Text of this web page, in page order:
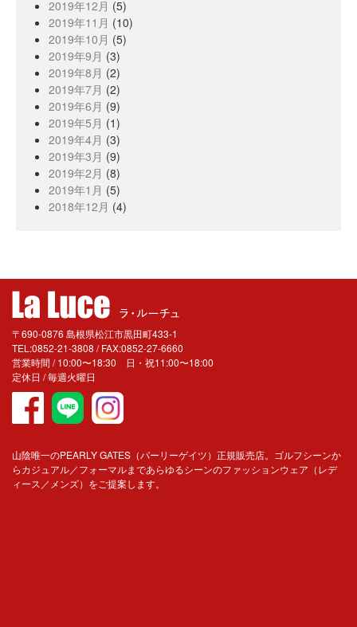
2019年12月 (5)
2019年11月 (10)
2019年10月 (5)
2019年9月 (3)
2019年8月 (2)
2019年7月 (2)
2019年6月 (9)
2019年5月 (1)
2019年4月 (3)
2019年3月 (9)
2019年2月 (8)
2019年1月 (5)
2018年12月 (4)
〒690-0876 島根県松江市黒田町433-1
TEL:0852-21-3808 / FAX:0852-27-6660
営業時間 / 10:00〜18:30 日・祝11:00〜18:00
定休日 / 毎週火曜日
山陰唯一のPEARLY GATES（パーリーゲイツ）正規販売店。ゴルフシーンか
らカジュアル／フォーマルまであらゆるシーンのファッションウェア（レデ
ィース／メンズ）をご提案します。